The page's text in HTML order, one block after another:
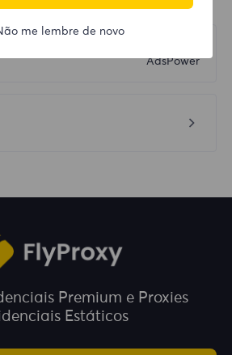
AdsPower
Premium e Proxies
Estáticos
me lembre de novo